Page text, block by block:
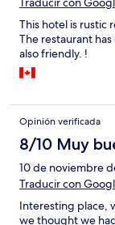
This hotel is rustic
The restaurant
also friendly. !
Opinión verificada
8/10 Muy
10 de noviembre
Traducir con
Interesting place,
we thought we